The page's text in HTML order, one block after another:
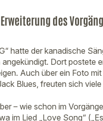
des
hatte der kanadische
Dort postete
Auch über ein Foto
Blues, freuten sich viele
– wie schon im
im Lied „Love Song“